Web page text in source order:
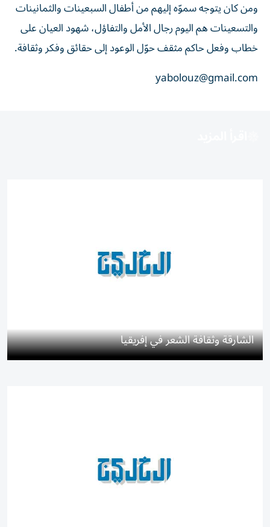
ومن كان يتوجه سموّه إليهم من أطفال السبعينات والثمانينات
والتسعينات هم اليوم رجال الأمل والتفاؤل، شهود العيان على
خطاب وفعل حاكم مثقف حوّل الوعود إلى حقائق وفكر وثقافة.
yabolouz@gmail.com
الشارقة وثقافة الشعر في إفريقيا